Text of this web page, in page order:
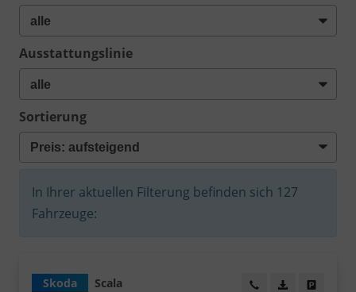
Ausstattungslinie
Sortierung
In Ihrer aktuellen Filterung befinden sich 127
Fahrzeuge:
Skoda Scala Wir rufen Sie an!
PDF-Datei,